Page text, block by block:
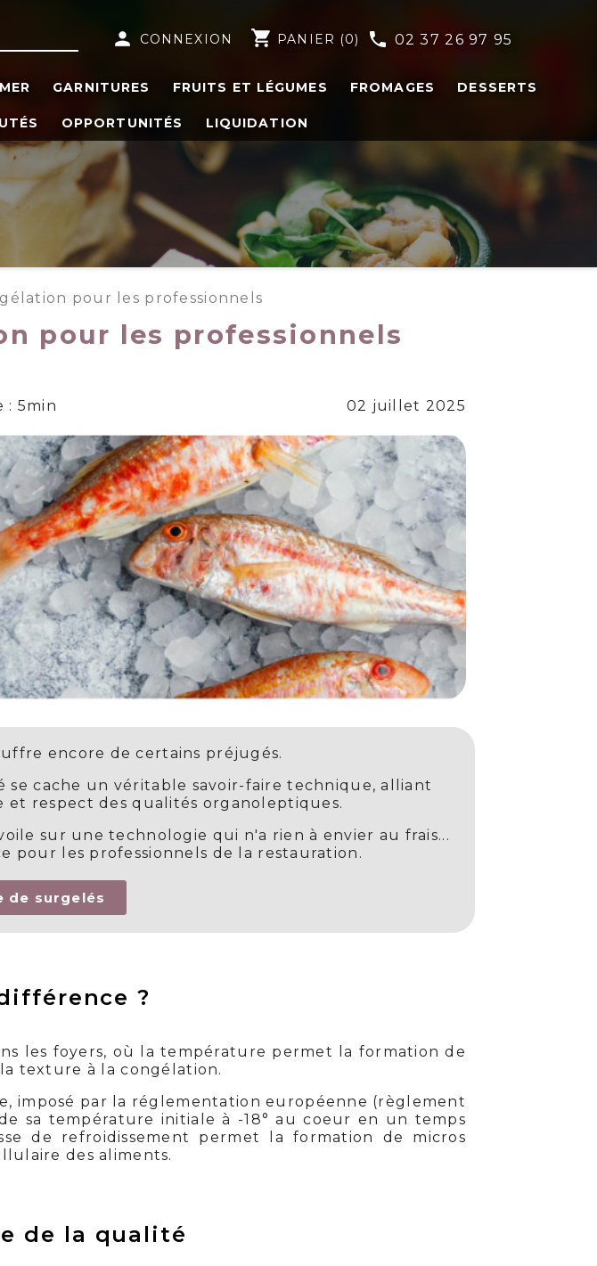
person CONNEXION shopping_cart PANIER (0) phone 02 37 26 97 95
GARNITURES FRUITS ET LÉGUMES FROMAGES DESSERTS
OPPORTUNITÉS LIQUIDATION
pour les professionnels
pour les professionnels
: 5min 02 juillet 2025
encore de certains préjugés.
cache un véritable savoir-faire technique, alliant
respect des qualités organoleptiques.
sur une technologie qui n'a rien à envier au frais...
pour les professionnels de la restauration.
de surgelés
?
les foyers, où la température permet la formation de
texture à la congélation.
imposé par la réglementation européenne (règlement
sa température initiale à -18° au coeur en un temps
de refroidissement permet la formation de micros
des aliments.
de la qualité